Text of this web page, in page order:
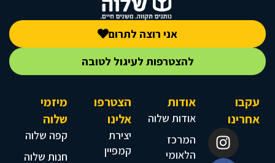
אני רוצה לתרום
להצטרפות לעיגול לטובה
עקבו
אחרינו
אודות
אודות שלוה
המרכז
הלאומי
הצטרפו
אלינו
יצירת
קמפיין
מיזמי
שלוה
קפה שלוה
חנות שלוה